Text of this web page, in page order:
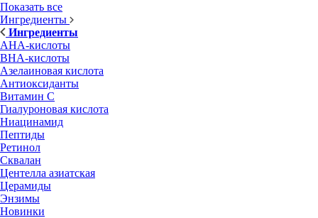
Показать все
Ингредиенты
Ингредиенты
AHA-кислоты
BHA-кислоты
Азелаиновая кислота
Антиоксиданты
Витамин С
Гиалуроновая кислота
Ниацинамид
Пептиды
Ретинол
Сквалан
Центелла азиатская
Церамиды
Энзимы
Новинки